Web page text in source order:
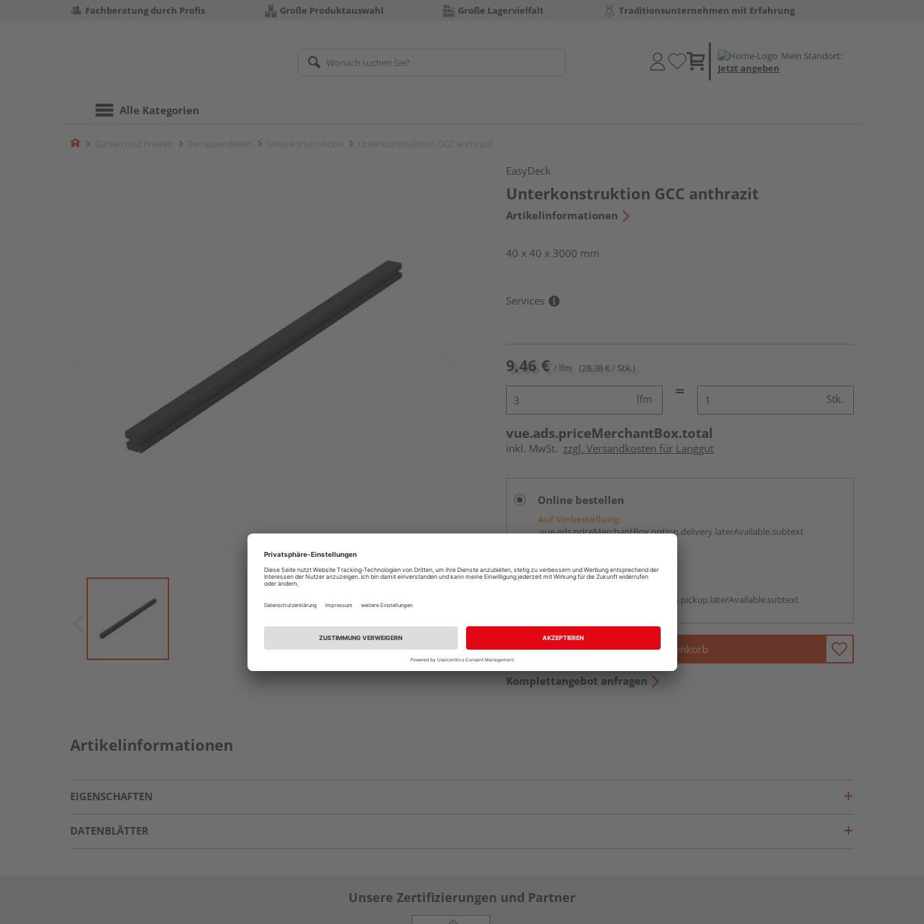
Fachberatung durch Profis Große Produktauswahl Große Lagervielfalt Traditionsunternehmen mit Erfahrung
Mein Standort:
Jetzt angeben
Alle Kategorien
Home
EasyDeck
Unterkonstruktion GCC anthrazit
Artikelinformationen
40 x 40 x 3000 mm
Services
9,46 € / lfm (28,38 € / Stk.)
lfm Stk.
vue.ads.priceMerchantBox.total
inkl. MwSt. zzgl. Versandkosten für Langgut
Online bestellen
Auf Vorbestellung:
vue.ads.priceMerchantBox.option.delivery.laterAvailable.subtext
Beim Händler abholen
vue.ads.priceMerchantBox.option.pickup.laterAvailable.subtext
In den Warenkorb
Komplettangebot anfragen
Artikelinformationen
EIGENSCHAFTEN
DATENBLÄTTER
Unsere Zertifizierungen und Partner